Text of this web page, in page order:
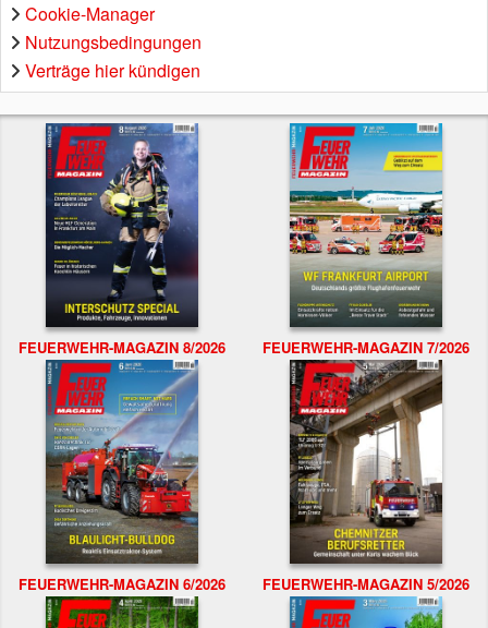
Cookie-Manager
Nutzungsbedingungen
Verträge hier kündigen
FEUERWEHR-MAGAZIN 8/2026 FEUERWEHR-MAGAZIN 7/2026
FEUERWEHR-MAGAZIN 6/2026 FEUERWEHR-MAGAZIN 5/2026